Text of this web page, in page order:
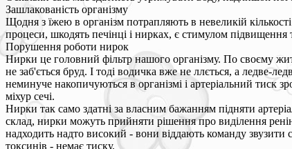
Зашлакованість організму
Щодня з їжею в організм потрапляють в невеликій
процеси, шкодять печінці і нирках, є стимулом підвищення
Порушення роботи нирок
Нирки це головний фільтр нашого організму. По своєму
не заб'ється бруд. І тоді водичка вже не ллється, а ледве-
неминуче накопичуються в організмі і артеріальний тиск
міхур сечі.
Нирки так само здатні за власним бажанням підняти
склад, нирки можуть прийняти рішення про виділення
надходить надто високий - вони віддають команду
токсинів - немає тиску.